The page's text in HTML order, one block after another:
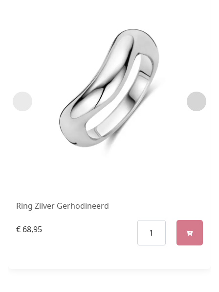
Ring Zilver Gerhodineerd
€ 68,95